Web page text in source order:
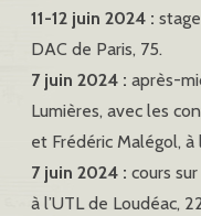
11-12 juin 2024 :
DAC de Paris, 75.
7 juin 2024 : après-
Lumières, avec les
et Frédéric Malégol, à
7 juin 2024 : cours sur
à l’UTL de Loudéac,